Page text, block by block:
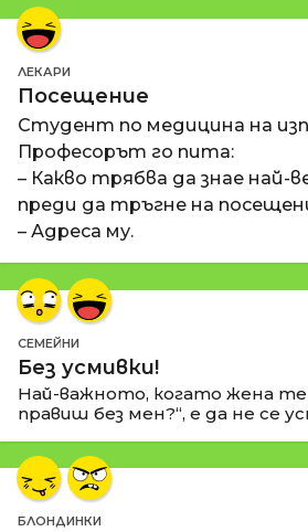
ЛЕКАРИ
Посещение
Студент по медицина на
Професорът го пита:
– Какво трябва да знае най-
преди да тръгне на
– Адреса му.
СЕМЕЙНИ
Без усмивки!
Най-важното, когато жена
правиш без мен?“, е да не се
БЛОНДИНКИ